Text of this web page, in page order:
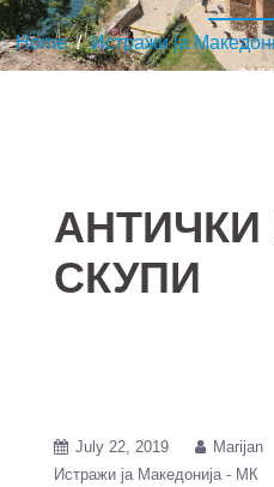
Home/Истражи ја
АНТИЧКИ
СКУПИ
July 22, 2019 Marijan
Истражи ја Македонија - МК